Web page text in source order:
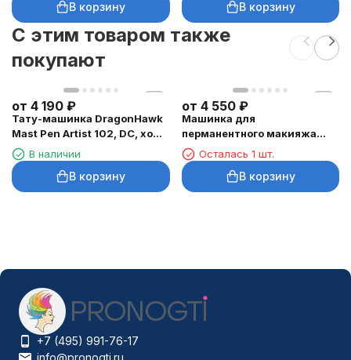
В корзину В корзину
C этим товаром также
покупают
от 4 190 ₽
Тату-машинка DragonHawk
Mast Pen Artist 102, DC, ход
3,5 ммВ наличии
В корзину
от 4 550 ₽
Машинка для
перманентного макияжа
DragonHawk Mast Tour Air,
RCA, ход 2,3 мм
Осталась 1 шт.
В корзину
+7 (495) 991-76-17
info@pronogti.ru